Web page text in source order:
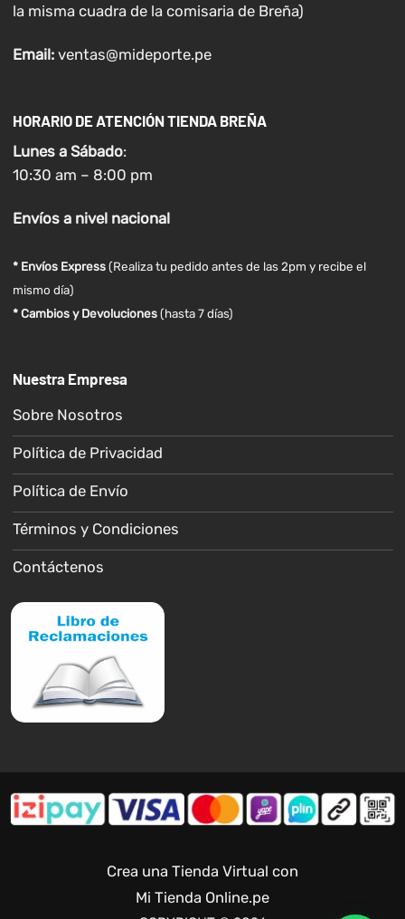
la misma cuadra de la comisaria de Breña)
Email: ventas@mideporte.pe
HORARIO DE ATENCIÓN TIENDA BREÑA
Lunes a Sábado:
10:30 am – 8:00 pm
Envíosa nivel nacional
* Envíos Express(Realiza tu pedido antes de las 2pm y recibe el
mismo día)
* Cambios y Devoluciones (hasta 7 días)
Nuestra Empresa
Sobre Nosotros
Política de Privacidad
Política de Envío
Términos y Condiciones
Contáctenos
Crea una Tienda Virtual con
Mi Tienda Online.pe